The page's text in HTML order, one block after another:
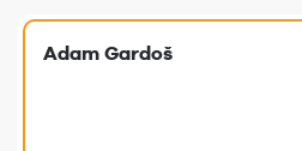
Adam Gardoš